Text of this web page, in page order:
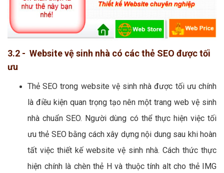
3.2 - Website vệ sinh nhà có các thẻ SEO được tối
ưu
Thẻ SEO trong website vệ sinh nhà được tối ưu chính
là điều kiện quan trọng tạo nên một trang web vệ sinh
nhà chuẩn SEO. Người dùng có thể thực hiện việc tối
ưu thẻ SEO bằng cách xây dựng nội dung sau khi hoàn
tất việc thiết kế website vệ sinh nhà. Cách thức thực
hiện chính là chèn thẻ H và thuộc tính alt cho thẻ IMG